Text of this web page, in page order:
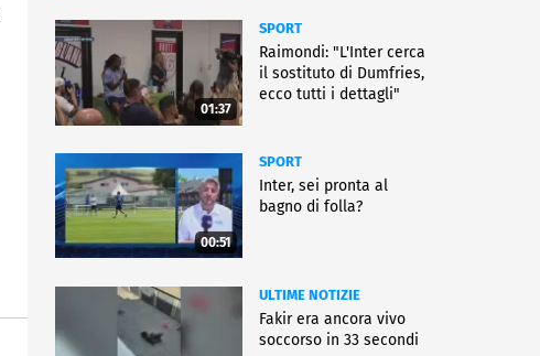
01:37
SPORT
Raimondi: "L'Inter cerca
il sostituto di Dumfries,
ecco tutti i dettagli"
00:51
SPORT
Inter, sei pronta al
bagno di folla?
ULTIME NOTIZIE
Fakir era ancora vivo
soccorso in 33 secondi